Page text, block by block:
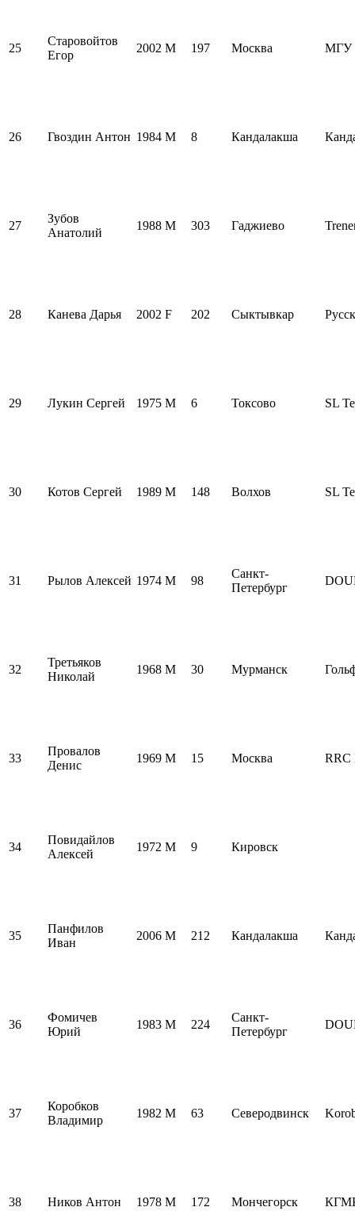
25
Старовойтов
Егор
2002 M 197 Москва МГУ
26 Гвоздин Антон 1984 M 8 Кандалакша
27
Зубов
Анатолий
1988 M 303 Гаджиево
28 Канева Дарья 2002 F 202 Сыктывкар
29 Лукин Сергей 1975 M 6 Токсово SL
30 Котов Сергей 1989 M 148 Волхов SL
31 Рылов Алексей 1974 M 98
Санкт-
Петербург
32
Третьяков
Николай
1968 M 30 Мурманск
33
Провалов
Денис
1969 M 15 Москва RRC
34
Повидайлов
Алексей
1972 M 9 Кировск
35
Панфилов
Иван
2006 M 212 Кандалакша
36
Фомичев
Юрий
1983 M 224
Санкт-
Петербург
37
Коробков
Владимир
1982 M 63 Северодвинск
38 Ников Антон 1978 M 172 Мончегорск